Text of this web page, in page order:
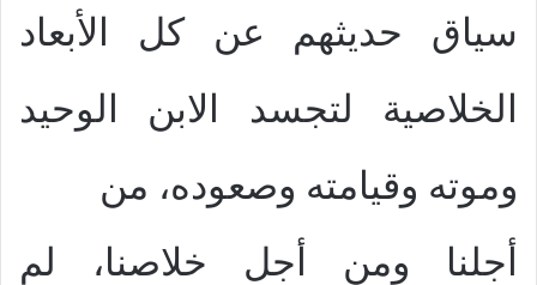
سياق حديثهم عن كل الأبعاد
الخلاصية لتجسد الابن الوحيد
وموته وقيامته وصعوده، من
أجلنا ومن أجل خلاصنا، لم